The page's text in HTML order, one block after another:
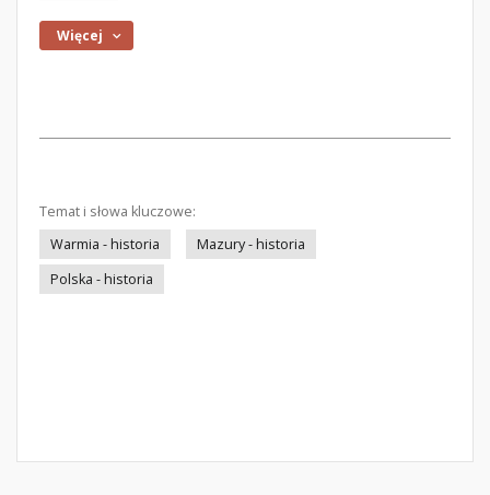
Więcej
Temat i słowa kluczowe:
Warmia - historia
Mazury - historia
Polska - historia